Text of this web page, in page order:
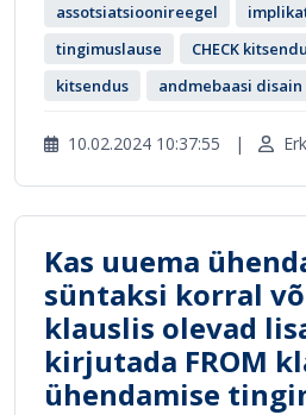
assotsiatsioonireegel
tingimuslause
CHECK
kitsendus
andmebaasi disain
10.02.2024 10:37:55 |
Kas uuema
süntaksi korral
klauslis olevad
kirjutada FROM
ühendamise